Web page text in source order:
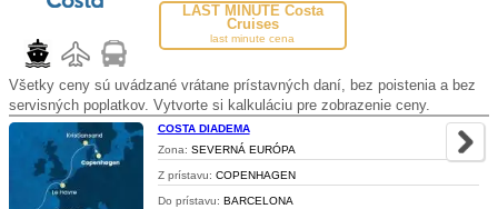
LAST MINUTE Costa
Cruises
last minute cena
Všetky ceny sú uvádzané vrátane prístavných daní, bez poistenia a bez
servisných poplatkov. Vytvorte si kalkuláciu pre zobrazenie ceny.
COSTA DIADEMA
Zona: SEVERNÁ EURÓPA
Z prístavu: COPENHAGEN
Do prístavu: BARCELONA